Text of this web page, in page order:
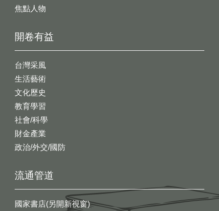
開卷有益
台灣采風
生活藝術
文化歷史
教育學習
社會/科學
財金產業
政治/外交/國防
焦點人物
流通管道
國家書店(另開新視窗)